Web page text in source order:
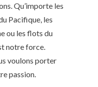
Qu’importe les
Pacifique, les
ou les flots du
notre force.
voulons porter
passion.